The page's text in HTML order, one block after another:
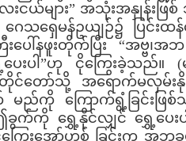
ငယ်များ” အသုံးအနှုန်းဖြ
သရှေမန်ဥယျဉ်၌ ပြင်းထန်
ကြီးပေါ်နဖူးတိုက်ပြီး “အဗ္ဗ၊
းပါ”ဟု ငိုကြွေးခဲ့သည်။
တိုင်တော်သို့ အရောက်မလှမ်း
ည်ကို ကြောက်ရွံ့ခြင်းဖြစ်
က်ကို ရွှေ့နိုင်လျှင် ရွှေ့ပေး
ကြွေးအော်ဟစ် ခြင်းက အဘ